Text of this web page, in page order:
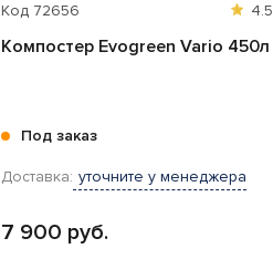
Код 72656 4.5
Компостер Evogreen Vario 450л
Под заказ
Доставка: уточните у менеджера
7 900 руб.